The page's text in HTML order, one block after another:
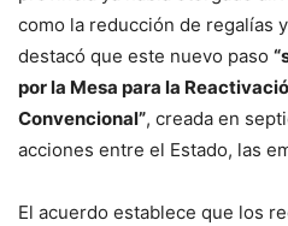
como la reducción de regalías
destacó que este nuevo paso
por la Mesa para la
Convencional”, creada en
acciones entre el Estado, las
El acuerdo establece que los